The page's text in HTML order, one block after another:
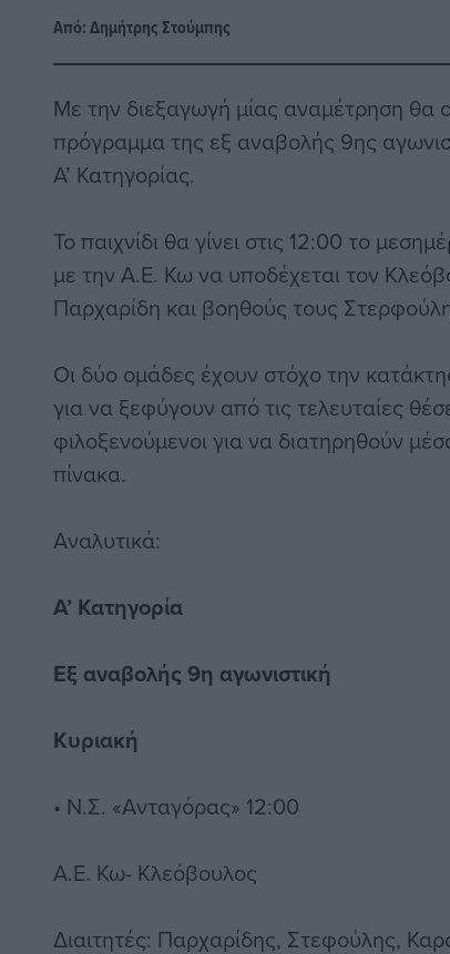
Από:Δημήτρης Στούμπης
Με την διεξαγωγή μίας αναμέτρηση θα
πρόγραμμα της εξ αναβολής 9ης
Α’ Κατηγορίας.
Το παιχνίδι θα γίνει στις 12:00 το
με την Α.Ε. Κω να υποδέχεται τον
Παρχαρίδη και βοηθούς τους
Οι δύο ομάδες έχουν στόχο την
για να ξεφύγουν από τις τελευταίες
φιλοξενούμενοι για να διατηρηθούν
πίνακα.
Αναλυτικά:
Α’ Κατηγορία
Εξ αναβολής 9η αγωνιστική
Κυριακή
• Ν.Σ. «Ανταγόρας» 12:00
Α.Ε. Κω- Κλεόβουλος
Διαιτητές: Παρχαρίδης, Στεφούλης,